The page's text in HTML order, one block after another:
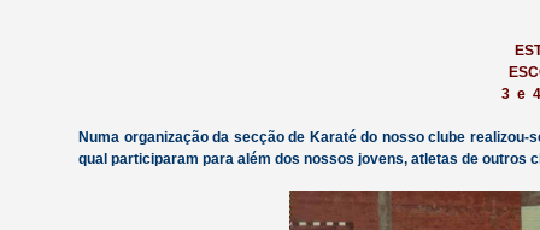
3 e
Numa organização da secção de Karaté do nosso clube realizou-
qual participaram para além dos nossos jovens, atletas de outros